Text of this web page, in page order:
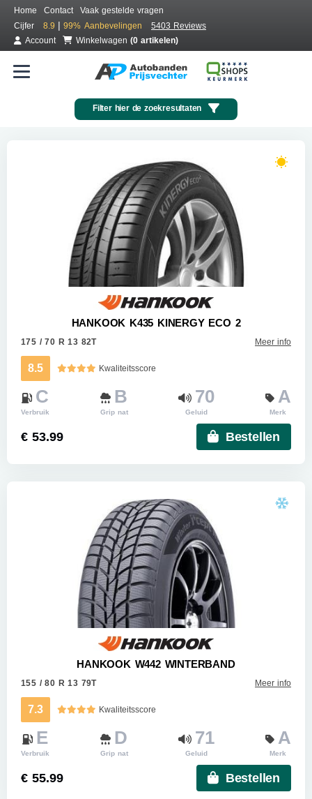
Home Contact
Vaak gestelde vragen
Cijfer
8.9 | 99% Aanbevelingen
5403 Reviews
Account
Winkelwagen (0 artikelen)
Filter hier de zoekresultaten
HANKOOK K435 KINERGY ECO 2
175 / 70 R 13 82T Meer info
8.5 Kwaliteitsscore
C
Verbruik
B
Grip nat
70
Geluid
A
Merk
€ 53.99 Bestellen
HANKOOK W442 WINTERBAND
155 / 80 R 13 79T Meer info
7.3 Kwaliteitsscore
E
Verbruik
D
Grip nat
71
Geluid
A
Merk
€ 55.99 Bestellen